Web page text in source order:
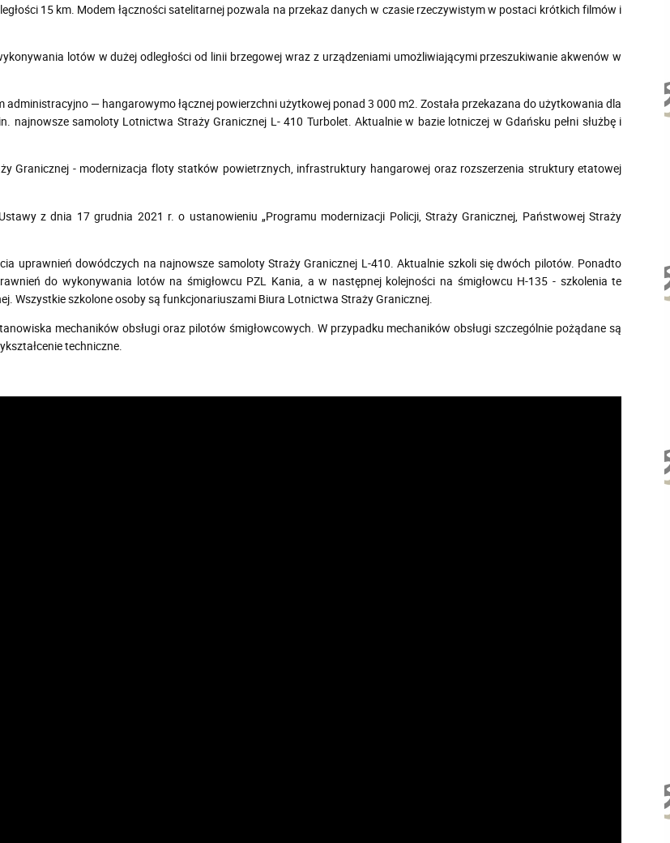
15 km. Modem łączności satelitarnej pozwala na przekaz danych w czasie rzeczywistym w postaci krótkich filmów i
lotów w dużej odległości od linii brzegowej wraz z urządzeniami umożliwiającymi przeszukiwanie akwenów w
— hangarowymo łącznej powierzchni użytkowej ponad 3 000 m2. Została przekazana do użytkowania dla
najnowsze samoloty Lotnictwa Straży Granicznej L- 410 Turbolet. Aktualnie w bazie lotniczej w Gdańsku pełni służbę i
Granicznej - modernizacja floty statków powietrznych, infrastruktury hangarowej oraz rozszerzenia struktury etatowej
z dnia 17 grudnia 2021 r. o ustanowieniu „Programu modernizacji Policji, Straży Granicznej, Państwowej Straży
uprawnień dowódczych na najnowsze samoloty Straży Granicznej L-410. Aktualnie szkoli się dwóch pilotów. Ponadto
do wykonywania lotów na śmigłowcu PZL Kania, a w następnej kolejności na śmigłowcu H-135 - szkolenia te
Wszystkie szkolone osoby są funkcjonariuszami Biura Lotnictwa Straży Granicznej.
mechaników obsługi oraz pilotów śmigłowcowych. W przypadku mechaników obsługi szczególnie pożądane są
techniczne.